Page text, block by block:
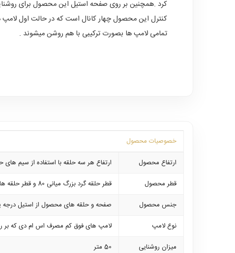
کرد .همچنین بر روی صفحه استیل این محصول برای
کنترل این محصول چهار کانال است که در حالت اول
تمامی لامپ ها بصورت ترکیبی با هم روشن میشوند .
خصوصیات محصول
ارتفاع محصول
ارتفاع هر سه حلقه با استفاده از سیم های حامل قابل
قطر محصول
قطر حلقه گرد بزرگ میانی 80 و قطر حلقه های قرار گرفته در بالا و پایین آن به ترتیب 60-40 و 20 سانتی متر میباشد
جنس محصول
صفحه و حلقه های محصول از استیل
نوع لامپ
لامپ های فوق کم مصرف اس ام دی که بر
میزان روشنایی
50 متر